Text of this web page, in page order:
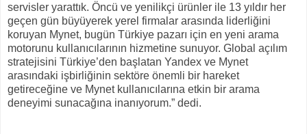
servisler yarattık. Öncü ve yenilikçi ürünler ile 13 yıldır her
geçen gün büyüyerek yerel firmalar arasında liderliğini
koruyan Mynet, bugün Türkiye pazarı için en yeni arama
motorunu kullanıcılarının hizmetine sunuyor. Global açılım
stratejisini Türkiye’den başlatan Yandex ve Mynet
arasındaki işbirliğinin sektöre önemli bir hareket
getireceğine ve Mynet kullanıcılarına etkin bir arama
deneyimi sunacağına inanıyorum.” dedi.